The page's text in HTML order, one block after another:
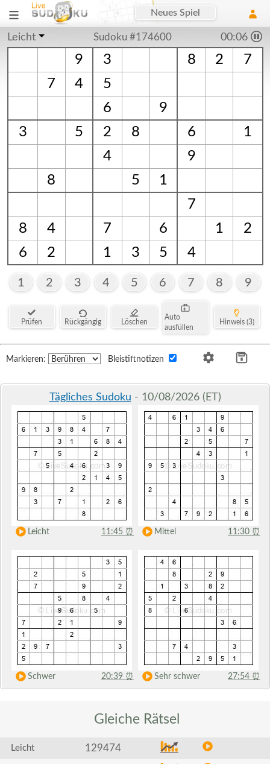
Neues Spiel
Leicht Sudoku #174600 00:06
9 3 8 2
7
7
4
5
6
9
3
5 2 8 6
1
4
9
8
5
1
7
8
4 7 6 1
2
6
2 1 3 5 4
1 2 3 4 5 6 7 8 9
Prüfen Rückgängig Löschen
Auto
ausfüllen
Hinweis (3)
Markieren: Bleistiftnotizen
Tägliches Sudoku - 10/08/2026 (ET)
Leicht 11:45 ⏰ Mittel 11:30 ⏰
Schwer 20:39 ⏰ Sehr schwer 27:54 ⏰
Gleiche Rätsel
Leicht 129474